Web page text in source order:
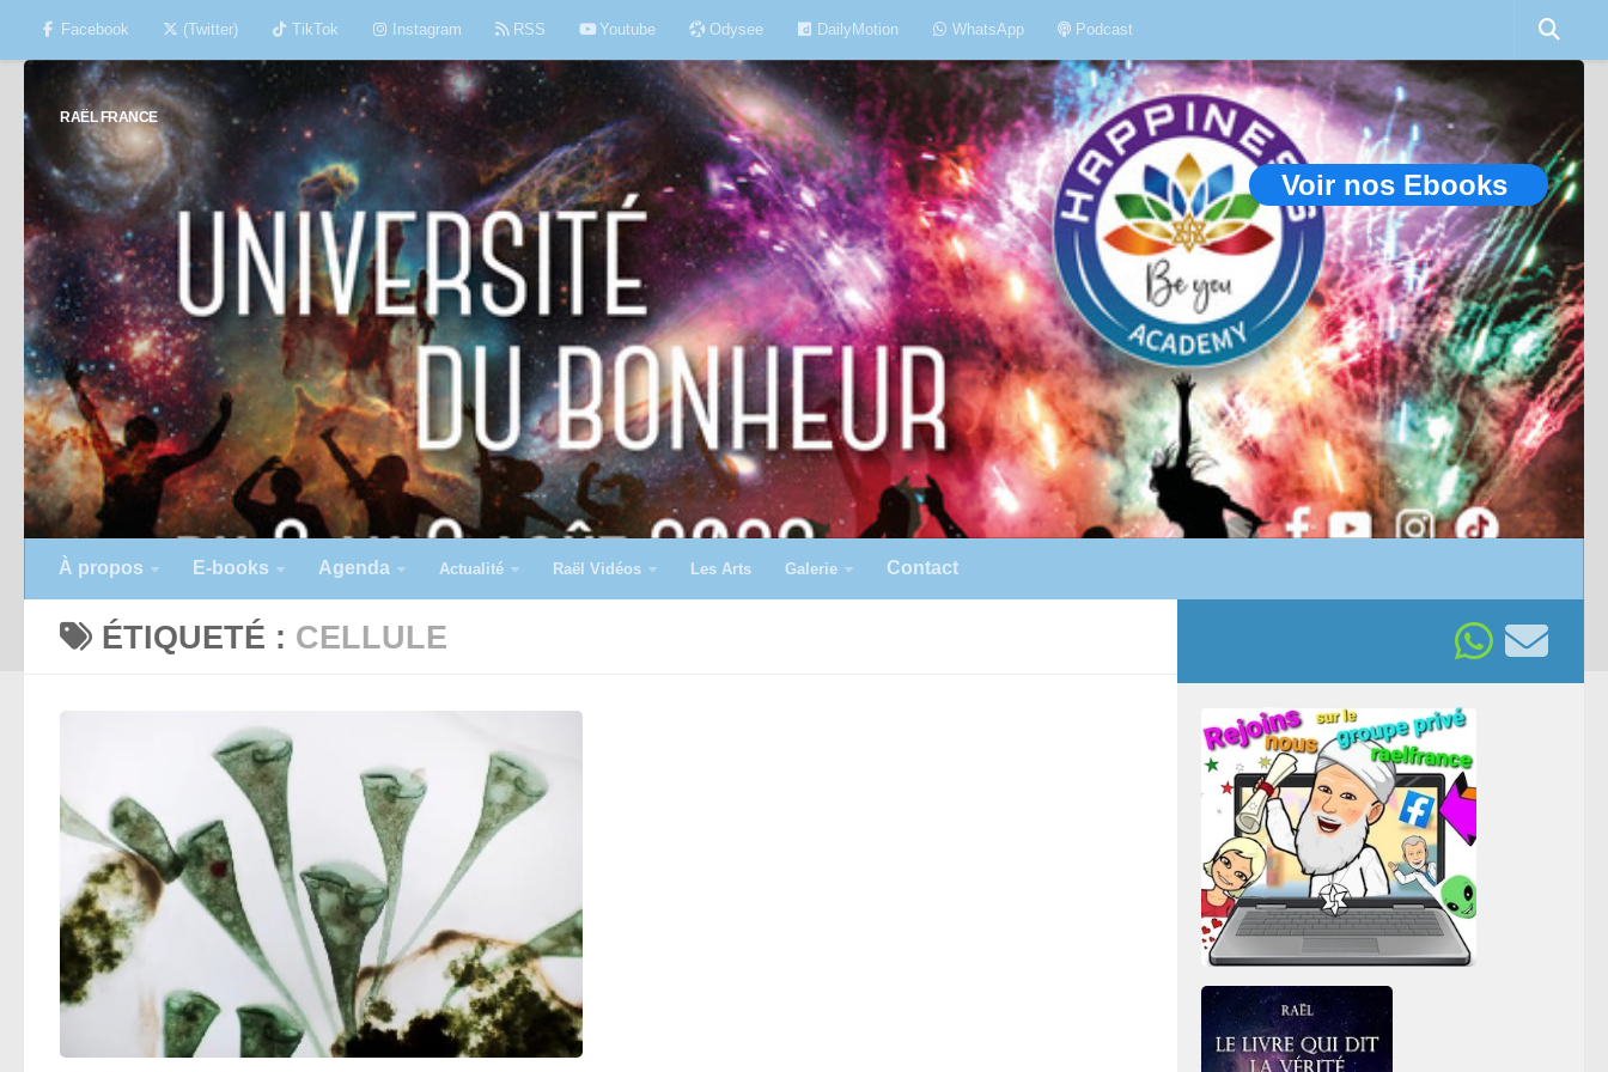
Skip to content
Facebook (Twitter) TikTok Instagram RSS Youtube Odysee DailyMotion WhatsApp Podcast
RAËL FRANCE
Voir nos Ebooks
À propos E-books Agenda Actualité Raël Vidéos Les Arts Galerie Contact
ÉTIQUETÉ : CELLULE